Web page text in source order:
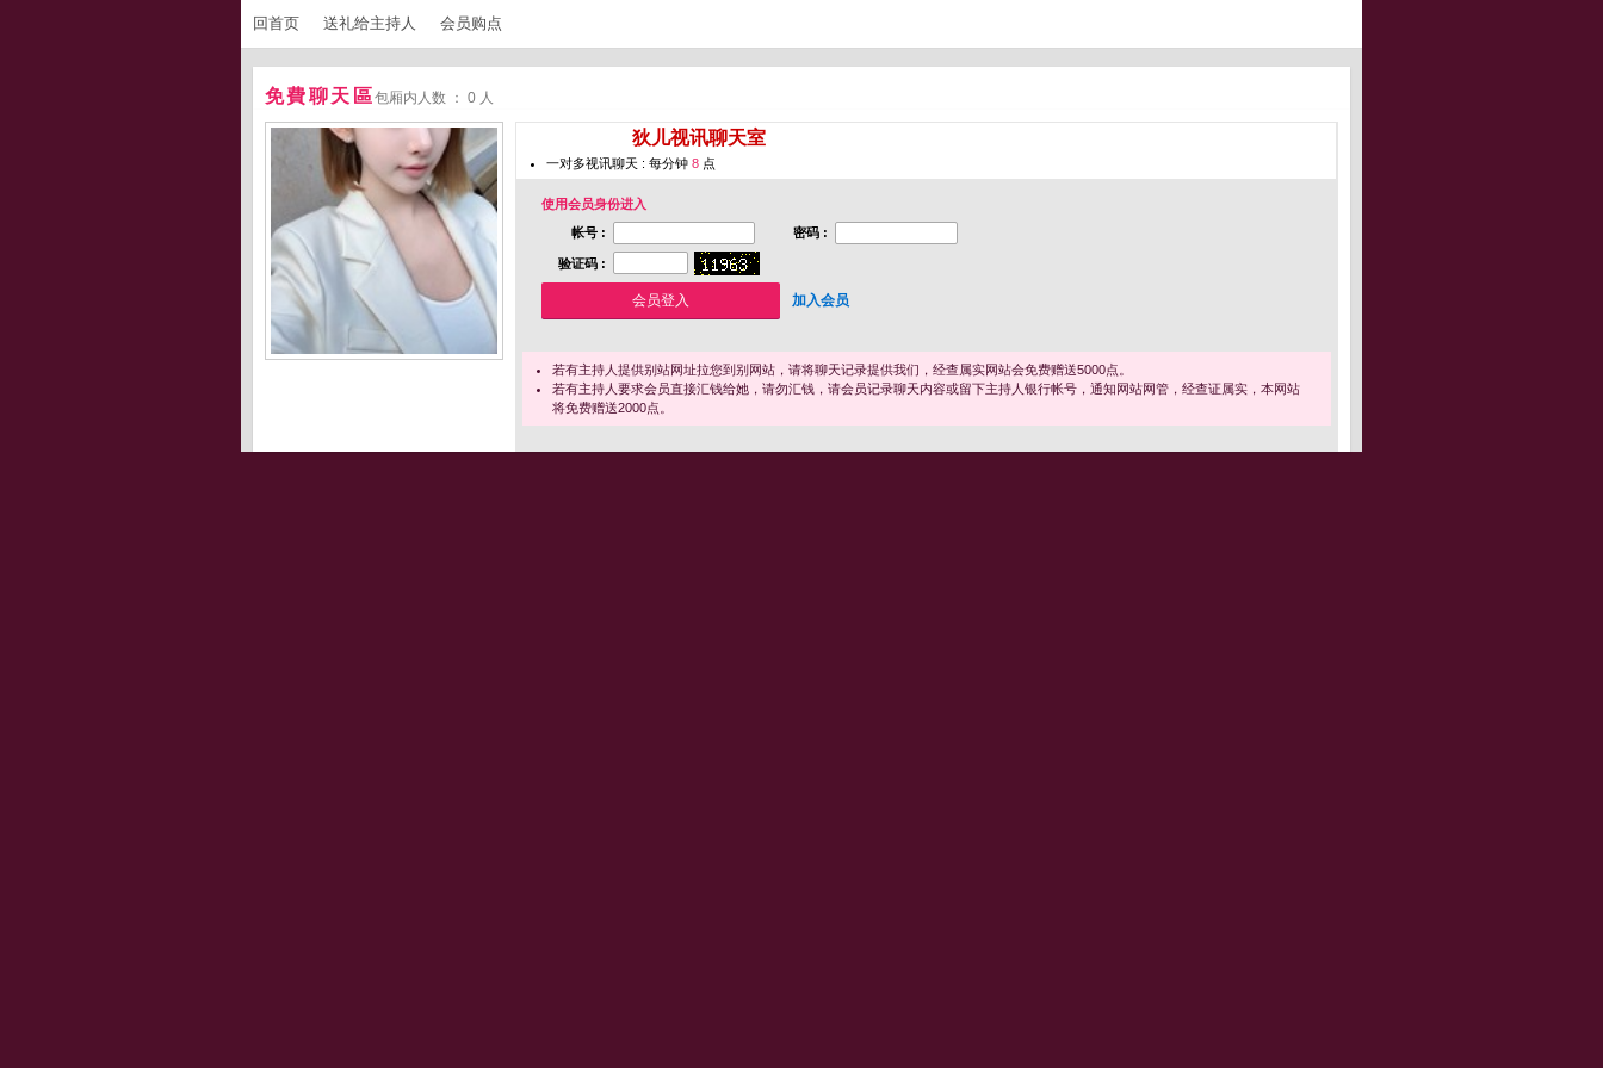
回首页 送礼给主持人 会员购点
免費聊天區包厢内人数 ： 0 人
狄儿视讯聊天室
一对多视讯聊天 : 每分钟 8 点
使用会员身份进入
帐号 :
密码 :
验证码 :
加入会员
若有主持人提供别站网址拉您到别网站，请将聊天记录提供我们，经查属实网站会免费赠送5000点。
若有主持人要求会员直接汇钱给她，请勿汇钱，请会员记录聊天内容或留下主持人银行帐号，通知网站网管，经查证属实，本网站
将免费赠送2000点。